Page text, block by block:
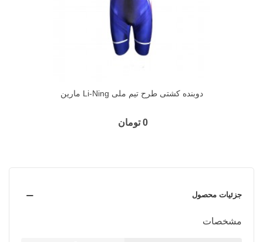
دوبنده کشتی طرح تیم ملی Li-Ning مارین
0 تومان
جزئیات محصول
مشخصات